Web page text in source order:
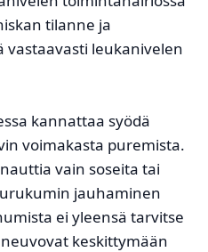
tilanne ja
leukanivelen
kannattaa syödä
voimakasta puremista.
vain soseita tai
jauhaminen
ei yleensä tarvitse
keskittymään